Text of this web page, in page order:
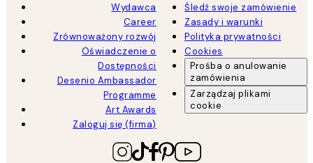
Wydawca
Career
Zrównoważony rozwój
Oświadczenie o
Dostępności
Desenio Ambassador
Programme
Art Awards
Zaloguj się (firma)
Śledź swoje zamówienie
Zasady i warunki
Polityka prywatności
Cookies
Prośba o anulowanie
zamówienia
Zarządzaj plikami
cookie